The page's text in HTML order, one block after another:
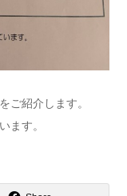
ご紹介します。
ます。